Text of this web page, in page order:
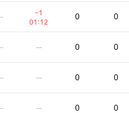
−1
01:12
0 0
— 0 0
— 0 0
— 0 0